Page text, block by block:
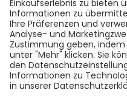
*GEDØNS =